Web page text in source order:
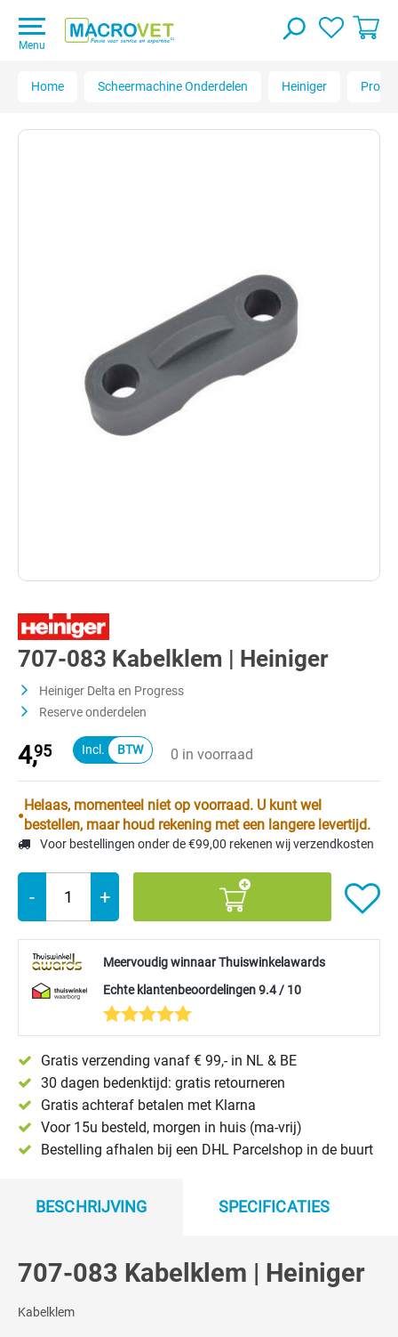
Menu
Home Scheermachine Onderdelen Heiniger
707-083 Kabelklem | Heiniger
Heiniger Delta en Progress
Reserve onderdelen
4,95 0 in voorraad
Helaas, momenteel niet op voorraad. U kunt wel
bestellen, maar houd rekening met een langere levertijd.
Voor bestellingen onder de €99,00 rekenen wij verzendkosten
- +
Meervoudig winnaar Thuiswinkelawards
Echte klantenbeoordelingen 9.4 / 10
Gratis verzending vanaf € 99,- in NL & BE
30 dagen bedenktijd: gratis retourneren
Gratis achteraf betalen met Klarna
Voor 15u besteld, morgen in huis (ma-vrij)
Bestelling afhalen bij een DHL Parcelshop in de buurt
BESCHRIJVING SPECIFICATIES
707-083 Kabelklem | Heiniger
Kabelklem